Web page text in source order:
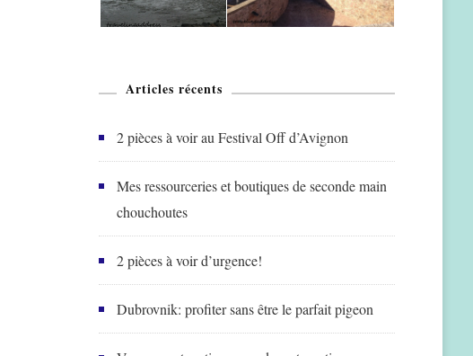
Articles récents
2 pièces à voir au Festival Off d’Avignon
Mes ressourceries et boutiques de seconde main
chouchoutes
2 pièces à voir d’urgence!
Dubrovnik: profiter sans être le parfait pigeon